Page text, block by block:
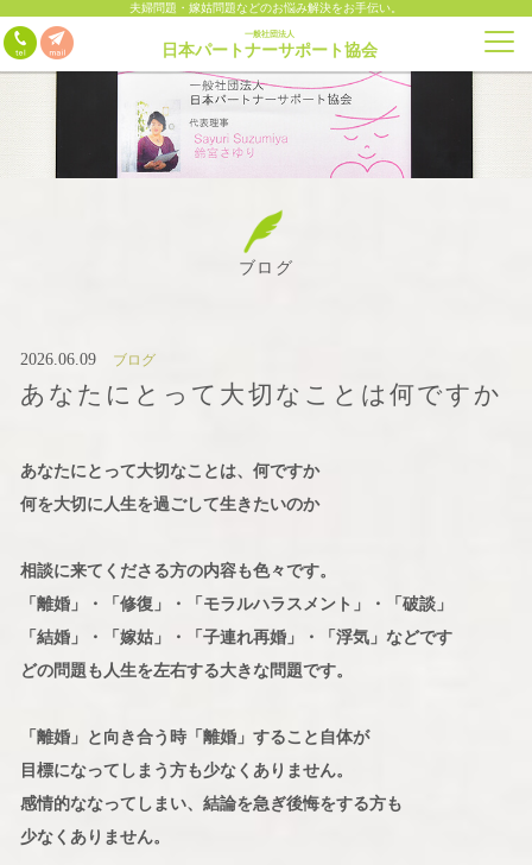
夫婦問題・嫁姑問題などのお悩み解決をお手伝い。
一般社団法人
日本パートナーサポート協会
ブログ
2026.06.09 ブログ
あなたにとって大切なことは何ですか
あなたにとって大切なことは、何ですか
何を大切に人生を過ごして生きたいのか
相談に来てくださる方の内容も色々です。
「離婚」・「修復」・「モラルハラスメント」・「破談」
「結婚」・「嫁姑」・「子連れ再婚」・「浮気」などです
どの問題も人生を左右する大きな問題です。
「離婚」と向き合う時「離婚」すること自体が
目標になってしまう方も少なくありません。
感情的ななってしまい、結論を急ぎ後悔をする方も
少なくありません。